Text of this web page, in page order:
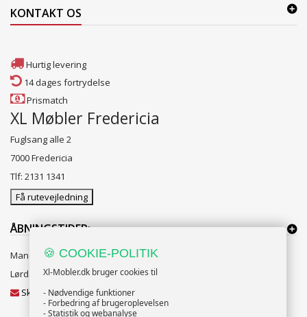
KONTAKT OS
Hurtig levering
14 dages fortrydelse
Prismatch
XL Møbler Fredericia
Fuglsang alle 2
7000 Fredericia
Tlf: 2131 1341
Få rutevejledning
ÅBNINGSTIDER:
Mandag til Fredag 10:00 til 18:00
Lørdag og Søndag 10:00 til 16:00
Skriv til vores kundeservice
🍪 COOKIE-POLITIK
Xl-Mobler.dk bruger cookies til
- Nødvendige funktioner
- Forbedring af brugeroplevelsen
- Statistik og webanalyse